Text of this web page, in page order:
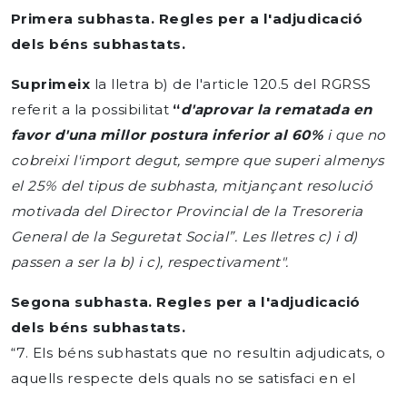
Primera subhasta. Regles per a l'adjudicació
dels béns subhastats.
Suprimeix la lletra b) de l'article 120.5 del RGRSS
referit a la possibilitat “d'aprovar la rematada en
favor d'una millor postura inferior al 60%i que no
cobreixi l'import degut, sempre que superi almenys
el 25% del tipus de subhasta, mitjançant resolució
motivada del Director Provincial de la Tresoreria
General de la Seguretat Social”. Les lletres c) i d)
passen a ser la b) i c), respectivament".
Segona subhasta. Regles per a l'adjudicació
dels béns subhastats.
“7. Els béns subhastats que no resultin adjudicats, o
aquells respecte dels quals no se satisfaci en el